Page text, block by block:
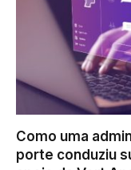
Como uma
porte conduziu